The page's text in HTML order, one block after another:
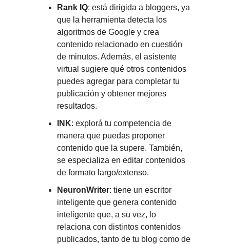
Rank IQ: está dirigida a bloggers, ya
que la herramienta detecta los
algoritmos de Google y crea
contenido relacionado en cuestión
de minutos. Además, el asistente
virtual sugiere qué otros contenidos
puedes agregar para completar tu
publicación y obtener mejores
resultados.
INK: explorá tu competencia de
manera que puedas proponer
contenido que la supere. También,
se especializa en editar contenidos
de formato largo/extenso.
NeuronWriter: tiene un escritor
inteligente que genera contenido
inteligente que, a su vez, lo
relaciona con distintos contenidos
publicados, tanto de tu blog como de